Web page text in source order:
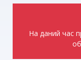
На даний час